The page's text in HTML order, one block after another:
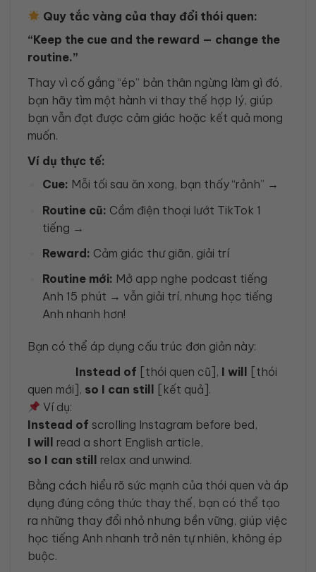
Quy tắc vàng của thay đổi thói quen:
“Keep the cue and the reward — change the
routine.”
Thay vì cố gắng “ép” bản thân ngừng làm gì đó,
bạn hãy tìm một hành vi thay thế hợp lý, giúp
bạn vẫn đạt được cảm giác hoặc kết quả mong
muốn.
Ví dụ thực tế:
Cue: Mỗi tối sau ăn xong, bạn thấy “rảnh” →
Routine cũ: Cầm điện thoại lướt TikTok 1
tiếng →
Reward: Cảm giác thư giãn, giải trí
Routine mới: Mở app nghe podcast tiếng
Anh 15 phút → vẫn giải trí, nhưng học tiếng
Anh nhanh hơn!
Bạn có thể áp dụng cấu trúc đơn giản này:
Instead of [thói quen cũ], I will [thói
quen mới], so I can still [kết quả].
Ví dụ:
Instead of scrolling Instagram before bed,
I will read a short English article,
so I can still relax and unwind.
Bằng cách hiểu rõ sức mạnh của thói quen và áp
dụng đúng công thức thay thế, bạn có thể tạo
ra những thay đổi nhỏ nhưng bền vững, giúp việc
học tiếng Anh nhanh trở nên tự nhiên, không ép
buộc.